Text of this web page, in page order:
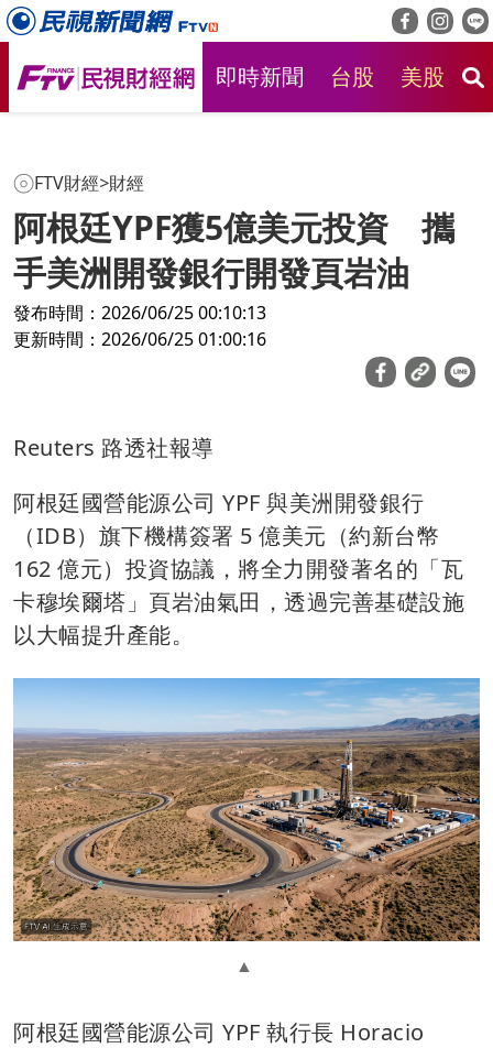
即時新聞 台股 美股
FTV財經>財經
阿根廷YPF獲5億美元投資 攜
手美洲開發銀行開發頁岩油
發布時間：2026/06/25 00:10:13
更新時間：2026/06/25 01:00:16
Reuters 路透社報導
阿根廷國營能源公司 YPF 與美洲開發銀行
（IDB）旗下機構簽署 5 億美元（約新台幣
162 億元）投資協議，將全力開發著名的「瓦
卡穆埃爾塔」頁岩油氣田，透過完善基礎設施
以大幅提升產能。
阿根廷國營能源公司 YPF 執行長 Horacio